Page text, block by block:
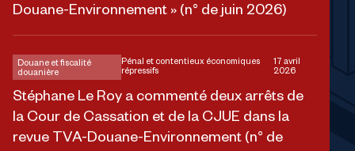
Douane-Environnement » (n° de juin 2026)
Stéphane Le Roy a commenté deux arrêts de
la Cour de Cassation et de la CJUE dans la
revue TVA-Douane-Environnement (n° de
Douane et fiscalité
douanière
Pénal et contentieux économiques
répressifs
17 avril
2026